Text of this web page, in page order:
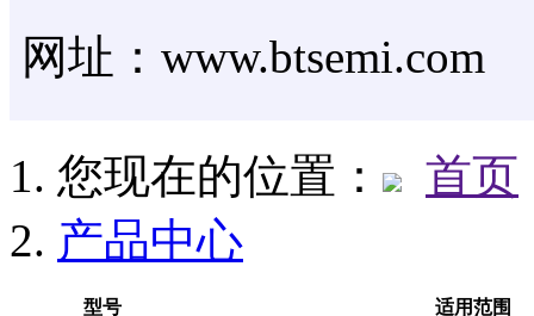
网址：www.btsemi.com
您现在的位置：
首页
产品中心
型号 适用范围